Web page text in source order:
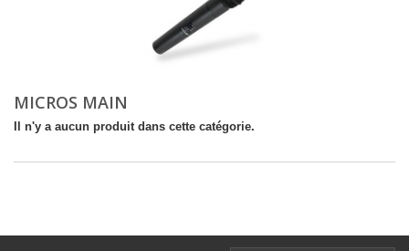
MICROS MAIN
Il n'y a aucun produit dans cette catégorie.